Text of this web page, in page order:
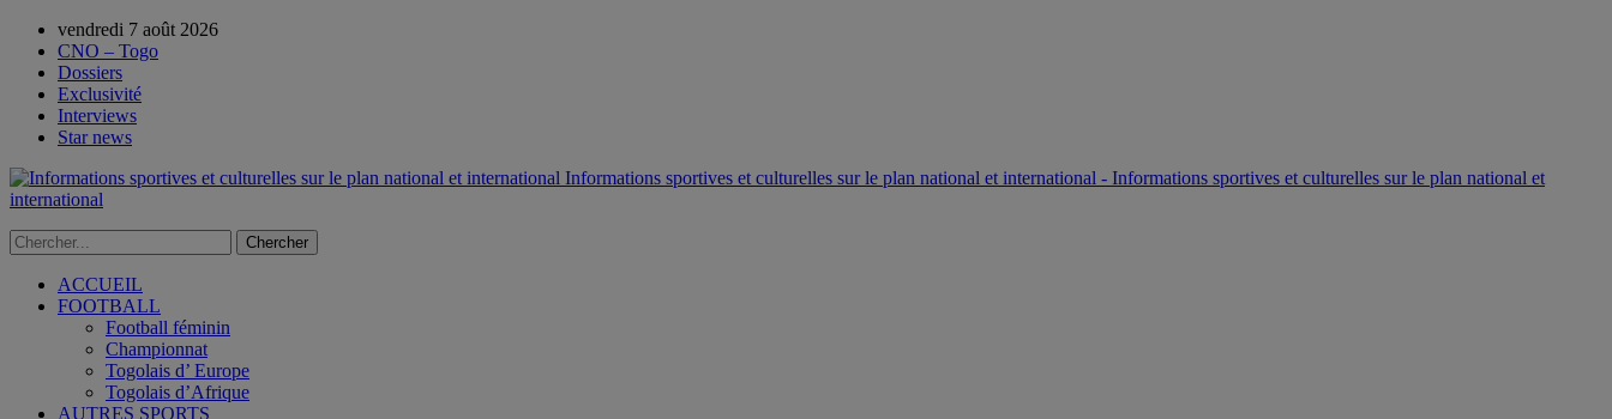
vendredi 7 août 2026
CNO – Togo
Dossiers
Exclusivité
Interviews
Star news
Informations sportives et culturelles sur le plan national et international - Informations sportives et culturelles sur le plan national et
international
ACCUEIL
FOOTBALL
Football féminin
Championnat
Togolais d’ Europe
Togolais d’Afrique
AUTRES SPORTS